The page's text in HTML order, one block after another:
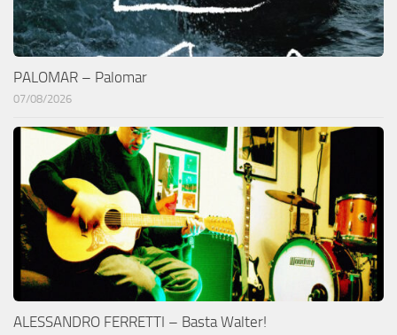
PALOMAR – Palomar
07/08/2026
ALESSANDRO FERRETTI – Basta Walter!